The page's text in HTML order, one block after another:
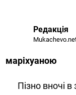
Редакція
маріхуаною
Пізно вночі